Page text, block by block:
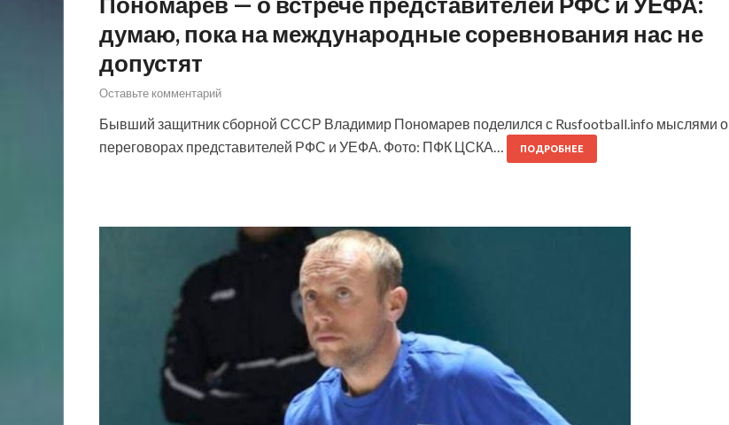
думаю, пока на международные соревнования нас не
допустят
Оставьте комментарий
Бывший защитник сборной СССР Владимир Пономарев поделился с Rusfootball.info мыслями о
переговорах представителей РФС и УЕФА. Фото: ПФК ЦСКА…
ПОДРОБНЕЕ